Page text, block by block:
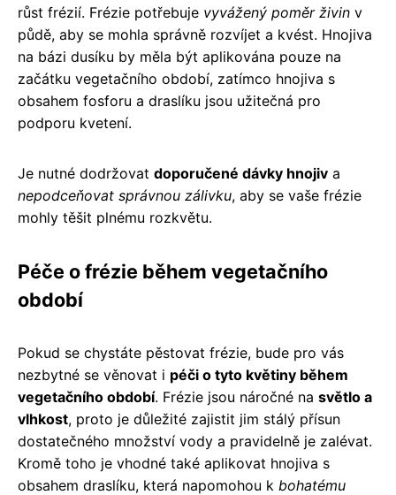
růst frézií. Frézie potřebuje vyvážený poměr živin v
půdě, aby se mohla správně rozvíjet a kvést. Hnojiva
na bázi dusíku by měla být aplikována pouze na
začátku vegetačního období, zatímco hnojiva s
obsahem fosforu a draslíku jsou užitečná pro
podporu kvetení.
Je nutné dodržovat doporučené dávky hnojiv a
nepodceňovat správnou zálivku, aby se vaše frézie
mohly těšit plnému rozkvětu.
Péče o frézie během vegetačního
období
Pokud se chystáte pěstovat frézie, bude pro vás
nezbytné se věnovat i péči o tyto květiny během
vegetačního období. Frézie jsou náročné na světlo a
vlhkost, proto je důležité zajistit jim stálý přísun
dostatečného množství vody a pravidelně je zalévat.
Kromě toho je vhodné také aplikovat hnojiva s
obsahem draslíku, která napomohou k bohatému